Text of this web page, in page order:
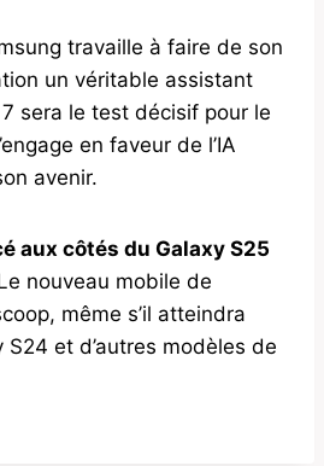
travaille à faire de son
un véritable assistant
sera le test décisif pour le
en faveur de l’IA
avenir.
aux côtés du Galaxy S25
nouveau mobile de
même s’il atteindra
et d’autres modèles de